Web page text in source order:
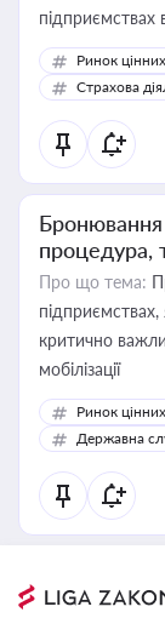
підприємствах
Ринок
Страхова
Бронювання
процедура,
Про що тема:
підприємствах,
критично
мобілізації
Ринок
Державна